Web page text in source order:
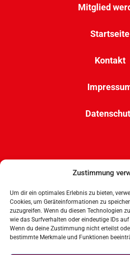
Zustimmung
Um dir ein optimales Erlebnis zu bieten,
Cookies, um Geräteinformationen zu
zuzugreifen. Wenn du diesen Technologien
wie das Surfverhalten oder eindeutige IDs
Wenn du deine Zustimmung nicht erteilst
bestimmte Merkmale und Funktionen
Mitglied
Startseite
Kontakt
Wandsbeker
50737 Köln
mail(at)bu-